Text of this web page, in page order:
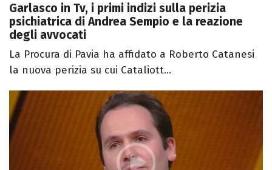
Garlasco in Tv, i primi indizi sulla perizia
psichiatrica di Andrea Sempio e la reazione
degli avvocati
La Procura di Pavia ha affidato a Roberto Catanesi
la nuova perizia su cui Cataliott...